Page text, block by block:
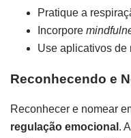
Pratique a
Incorpore
Use aplicativos de
Reconhecendo e
Reconhecer e nomear
regulação emocional .